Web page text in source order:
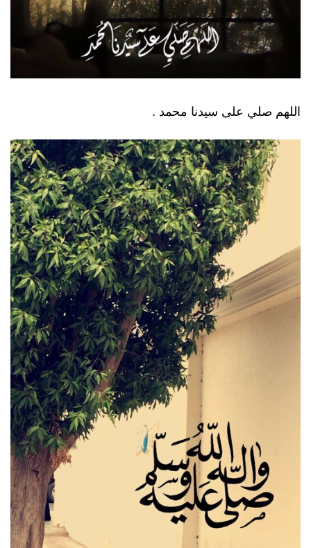
اللهم صلي على سيدنا محمد .